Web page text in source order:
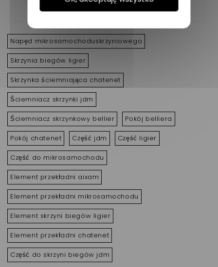
Napęd mikrosamochoduskrzyniowego
Skrzynia biegów ligier
Skrzynka ściemniająca chatenet
Ściemniacz skrzynki jdm
Ściemniacz skrzynkowy bellier Pokój belliera
Pokój chatenet Część jdm Część ligier
Część do mikrosamochodu
Element przekładni aixam
Element przekładni mikrosamochodu
Element skrzyni biegów ligier
Element przekładni chatenet
Część do skrzyni biegów jdm